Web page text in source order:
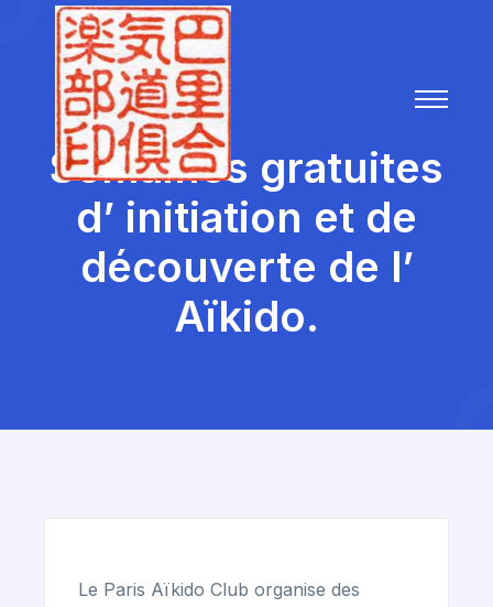
Semaines gratuites
d’ initiation et de
découverte de l’
Aïkido.
Le Paris Aïkido Club organise des